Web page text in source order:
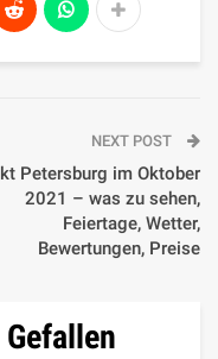
NEXT POST
Petersburg im Oktober
2021 – was zu sehen,
Feiertage, Wetter,
Bewertungen, Preise